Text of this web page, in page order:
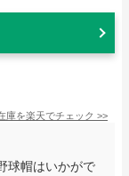
庫を楽天でチェック >>
球帽はいかがで